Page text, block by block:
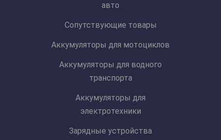
авто
Сопутствующие товары
Аккумуляторы для мотоциклов
Аккумуляторы для водного
транспорта
Аккумуляторы для
электротехники
Зарядные устройства